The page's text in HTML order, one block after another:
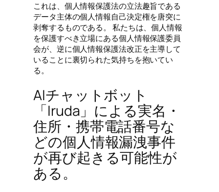
これは、個人情報保護法の立法趣旨である
データ主体の個人情報自己決定権を唐突に
剥奪するものである。 私たちは、個人情報
を保護すべき立場にある個人情報保護委員
会が、逆に個人情報保護法改正を主導して
いることに裏切られた気持ちを抱いてい
る。
AIチャットボット
「Iruda」による実名・
住所・携帯電話番号な
どの個人情報漏洩事件
が再び起きる可能性が
ある。